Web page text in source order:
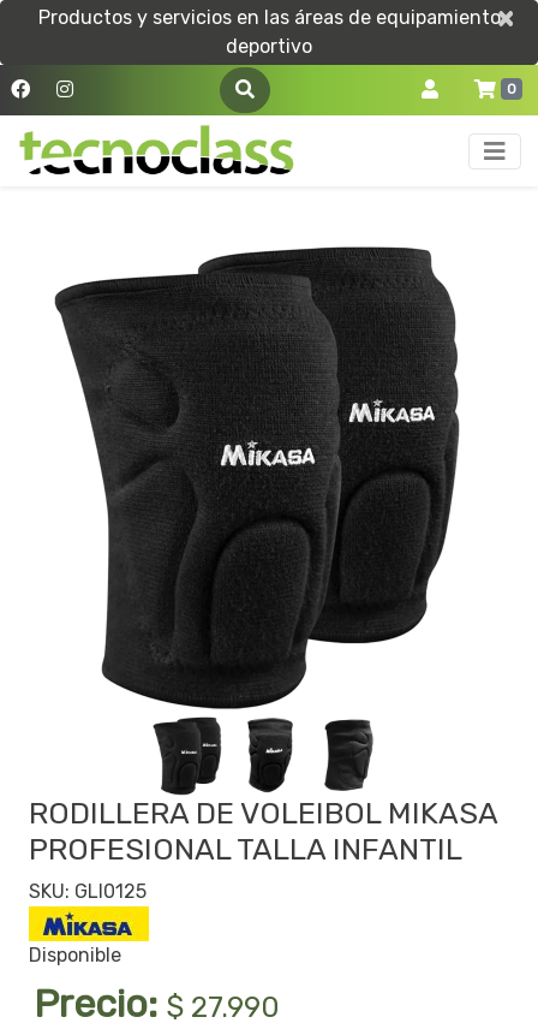
Productos y servicios en las áreas de equipamiento
deportivo
×
×
0
RODILLERA DE VOLEIBOL MIKASA
PROFESIONAL TALLA INFANTIL
SKU: GLI0125
Disponible
Precio: $ 27.990